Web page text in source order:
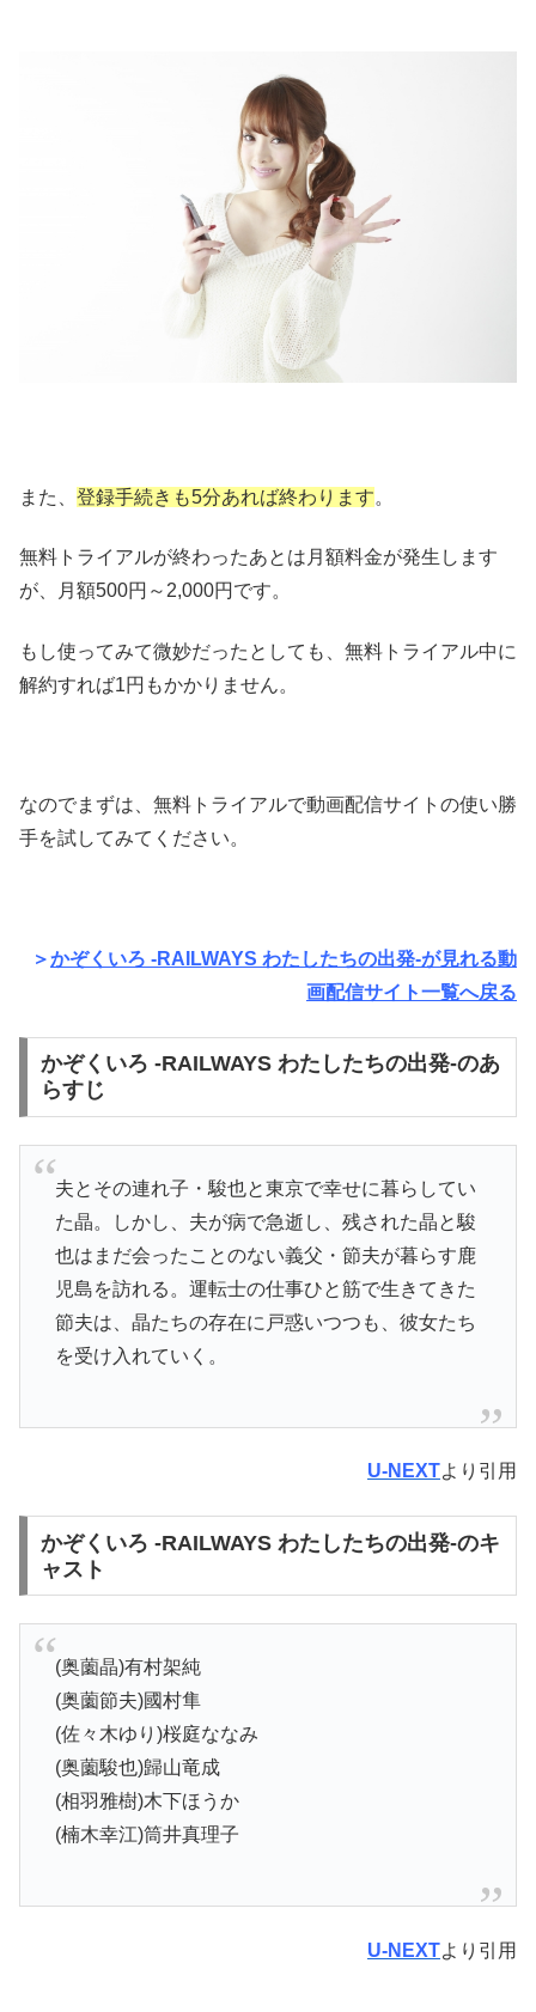
また、 登録手続きも5分あれば終わります。
無料トライアルが終わったあとは月額料金が発生します
が、月額500円～2,000円です。
もし使ってみて微妙だったとしても、無料トライアル中に
解約すれば1円もかかりません。
なのでまずは、無料トライアルで動画配信サイトの使い勝
手を試してみてください。
＞かぞくいろ -RAILWAYS わたしたちの出発-が見れる動
画配信サイト一覧へ戻る
かぞくいろ -RAILWAYS わたしたちの出発-のあ
らすじ
夫とその連れ子・駿也と東京で幸せに暮らしてい
た晶。しかし、夫が病で急逝し、残された晶と駿
也はまだ会ったことのない義父・節夫が暮らす鹿
児島を訪れる。運転士の仕事ひと筋で生きてきた
節夫は、晶たちの存在に戸惑いつつも、彼女たち
を受け入れていく。
U-NEXTより引用
かぞくいろ -RAILWAYS わたしたちの出発-のキ
ャスト
(奥薗晶)有村架純
(奥薗節夫)國村隼
(佐々木ゆり)桜庭ななみ
(奥薗駿也)歸山竜成
(相羽雅樹)木下ほうか
(楠木幸江)筒井真理子
U-NEXTより引用